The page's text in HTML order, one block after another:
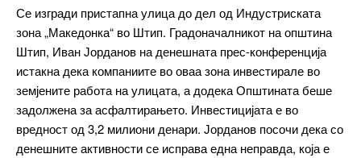
Се изгради пристапна улица до дел од Индустриската
зона „Македонка“ во Штип. Градоначалникот на општина
Штип, Иван Јорданов на денешната прес-конференција
истакна дека компаниите во оваа зона инвестирале во
земјените работа на улицата, а додека Општината беше
задолжена за асфалтирањето. Инвестицијата е во
вредност од 3,2 милиони денари. Јорданов посочи дека со
денешните активности се исправа една неправда, која е